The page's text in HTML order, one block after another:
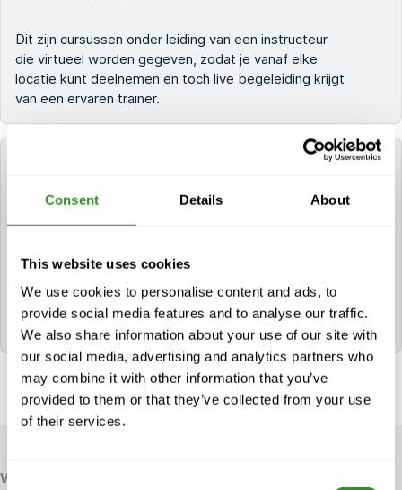
Consent Details About
This website uses cookies
We use cookies to personalise content and ads, to
provide social media features and to analyse our traffic.
We also share information about your use of our site with
our social media, advertising and analytics partners who
may combine it with other information that you’ve
provided to them or that they’ve collected from your use
of their services.
Consent
Dit zijn cursussen onder leiding van een instructeur
die virtueel worden gegeven, zodat je vanaf elke
locatie kunt deelnemen en toch live begeleiding krijgt
van een ervaren trainer.
Kan FMTC mij helpen een hotel te boeken voor
Ja. Als je een hotel nodig hebt, kun je dit tijdens het
geboekt, neem dan contact met ons op via
info@fmtcsafety.comof bel+31 (0) 85 130 74 61 . In
je bevestigingsmail staan alle hotelgegevens en
incheckinstructies.
WERELDWIJD VERTROUWD